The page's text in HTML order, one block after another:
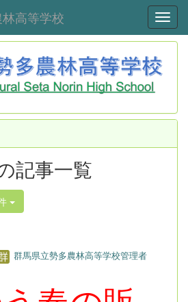
高等学校
記事一覧
群馬県立勢多農林高等学校管理者